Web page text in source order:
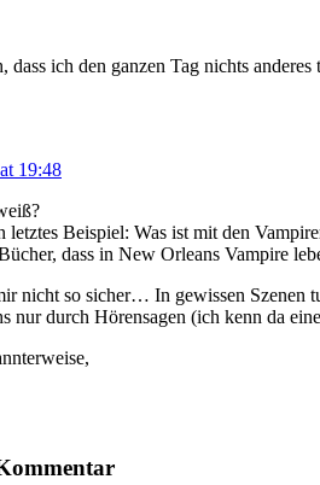
dass ich den ganzen Tag nichts
19:48
letztes Beispiel: Was ist mit den
dass in New Orleans Vampire
nicht so sicher… In gewissen Szenen
nur durch Hörensagen (ich kenn da